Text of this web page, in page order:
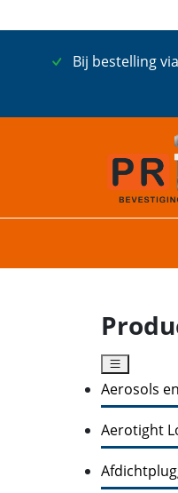
Bij bestelling
Aerosols
Aerotight